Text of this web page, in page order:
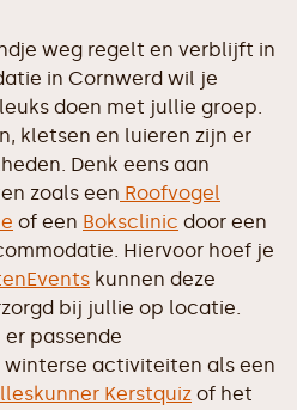
weg regelt en verblijft in
in Cornwerd wil je
doen met jullie groep.
kletsen en luieren zijn er
Denk eens aan
zoals een Roofvogel
of een Boksclinic door een
Hiervoor hoef je
kunnen deze
bij jullie op locatie.
er passende
activiteiten als een
Kerstquiz of het